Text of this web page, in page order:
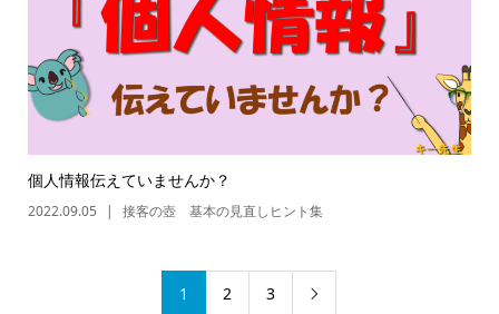
個人情報伝えていませんか？
2022.09.05 接客の壺 基本の見直しヒント集
1 2 3 